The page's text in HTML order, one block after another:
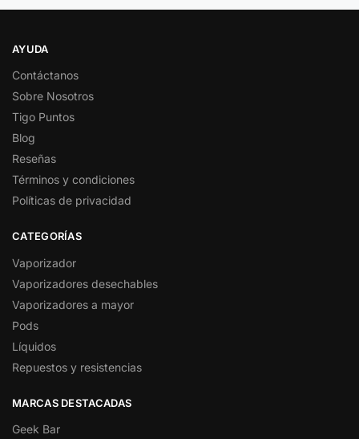
AYUDA
Contáctanos
Sobre Nosotros
Tigo Puntos
Blog
Reseñas
Términos y condiciones
Políticas de privacidad
CATEGORÍAS
Vaporizador
Vaporizadores desechables
Vaporizadores a mayor
Pods
Líquidos
Repuestos y resistencias
MARCAS DESTACADAS
Geek Bar